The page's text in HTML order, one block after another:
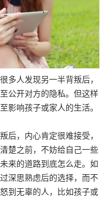
多人发现另一半背叛后，
公开对方的隐私。但这样
影响孩子或家人的生活。
后，内心肯定很难接受，
楚之前，不妨给自己一些
来的道路到底怎么走。如
深思熟虑后的选择，而不
到无辜的人，比如孩子或